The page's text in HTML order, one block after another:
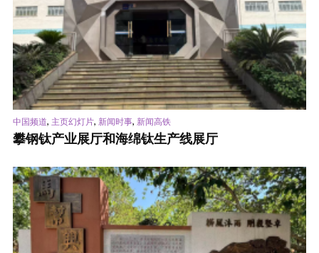
中国频道, 主页幻灯片, 新闻时事, 新闻高铁
攀钢钛产业展厅和海绵钛生产线展厅